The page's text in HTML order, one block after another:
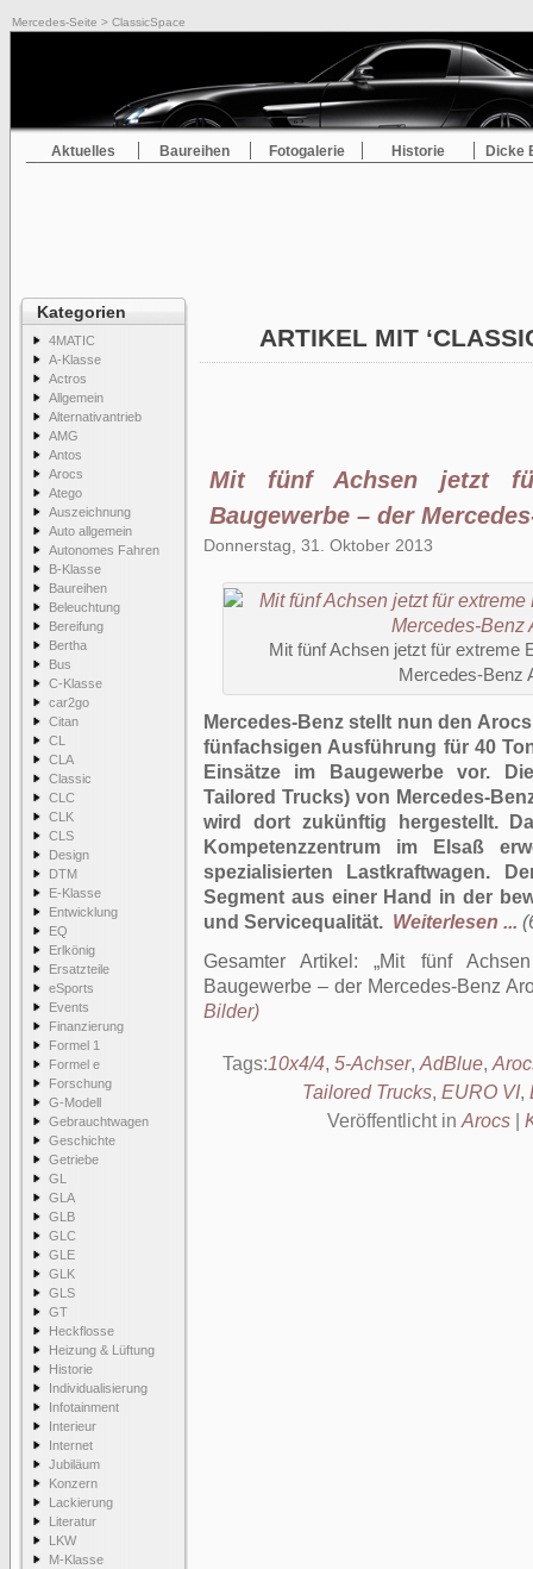
Mercedes-Seite > ClassicSpace
Aktuelles Baureihen Fotogalerie Historie Dicke
Kategorien
4MATIC
A-Klasse
Actros
Allgemein
Alternativantrieb
AMG
Antos
Arocs
Atego
Auszeichnung
Auto allgemein
Autonomes Fahren
B-Klasse
Baureihen
Beleuchtung
Bereifung
Bertha
Bus
C-Klasse
car2go
Citan
CL
CLA
Classic
CLC
CLK
CLS
Design
DTM
E-Klasse
Entwicklung
EQ
Erlkönig
Ersatzteile
eSports
Events
Finanzierung
Formel 1
Formel e
Forschung
G-Modell
Gebrauchtwagen
Geschichte
Getriebe
GL
GLA
GLB
GLC
GLE
GLK
GLS
GT
Heckflosse
Heizung & Lüftung
Historie
Individualisierung
Infotainment
Interieur
Internet
Jubiläum
Konzern
Lackierung
Literatur
LKW
M-Klasse
ARTIKEL MIT
Mit fünf Achsen jetzt
Baugewerbe – der
Donnerstag, 31. Oktober 2013
Mit fünf Achsen jetzt für extreme
Mercedes-Benz
Mercedes-Benz stellt nun den
fünfachsigen Ausführung für 40
Einsätze im Baugewerbe vor.
Tailored Trucks) von Mercedes-
wird dort zukünftig hergestellt.
Kompetenzzentrum im Elsaß
spezialisierten Lastkraftwagen.
Segment aus einer Hand in der
und Servicequalität. Weiterlesen ...
Gesamter Artikel: Mit fünf
Baugewerbe – der Mercedes-Benz
Bilder)
Tags:10x4/4, 5-Achser, AdBlue,
Tailored Trucks, EURO VI,
Veröffentlicht in Arocs